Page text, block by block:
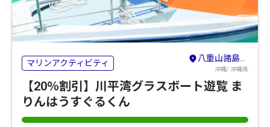
マリンアクティビティ 八重山諸島（石垣島・竹富島・与那国島・西表島）
沖縄/ 沖縄県
【20％割引】川平湾グラスボート遊覧 ま
りんはうすぐるくん